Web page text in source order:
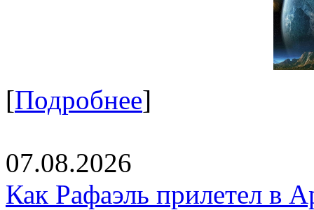
[Подробнее]
07.08.2026
Как Рафаэль прилетел в